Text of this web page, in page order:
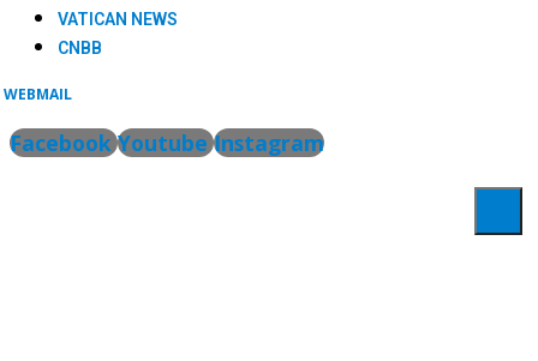
VATICAN NEWS
CNBB
WEBMAIL
Facebook Youtube Instagram